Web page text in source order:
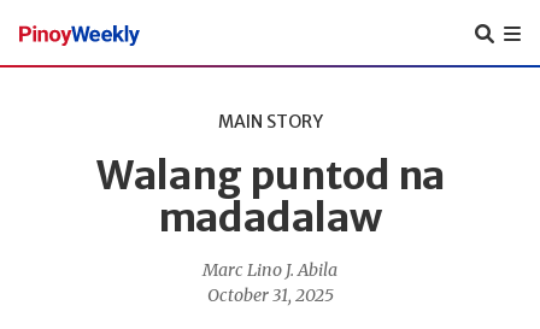
Pinoy
Weekly
MAIN STORY
Walang puntod na
madadalaw
Marc Lino J. Abila
October 31, 2025